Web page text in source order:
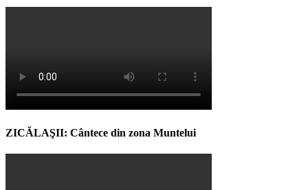
ZICĂLAŞII: Cântece din zona Muntelui